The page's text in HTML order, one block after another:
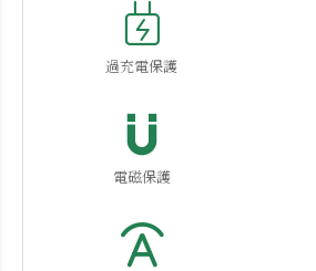
過充電保護
電磁保護